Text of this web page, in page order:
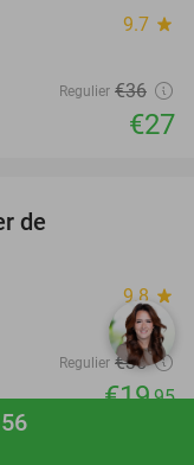
9.7 star
Regulier €36
€27
de
9.8 star
Regulier €35
€19,95